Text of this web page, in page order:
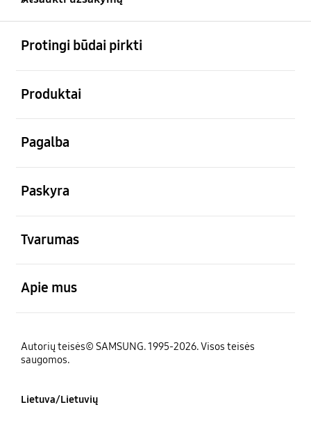
Protingi būdai pirkti
Produktai
Pagalba
Paskyra
Tvarumas
Apie mus
Autorių teisės© SAMSUNG. 1995-2026. Visos teisės
saugomos.
Lietuva/Lietuvių